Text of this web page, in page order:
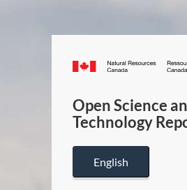
Canada.ca
Open Science
Technology
English